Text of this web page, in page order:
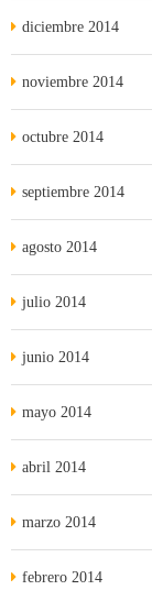
diciembre 2014
noviembre 2014
octubre 2014
septiembre 2014
agosto 2014
julio 2014
junio 2014
mayo 2014
abril 2014
marzo 2014
febrero 2014